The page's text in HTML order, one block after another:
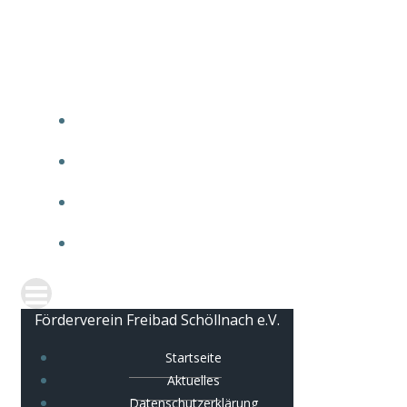
Förderverein Freibad Schöllnach e.V.
Startseite
Aktuelles
Datenschutzerklärung